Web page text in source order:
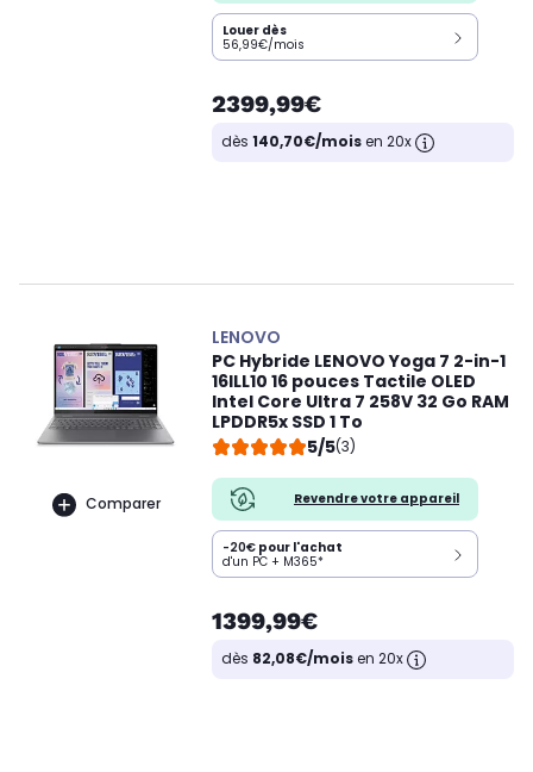
Louer dès
56,99€/mois
2399,99€
dès 140,70€/moisen 20x
Comparer
LENOVO
PC Hybride LENOVO Yoga 7 2-in-1
16ILL10 16 pouces Tactile OLED
Intel Core Ultra 7 258V 32 Go RAM
LPDDR5x SSD 1 To
5/5(3)
Revendre votre appareil
-20€ pour l'achat
d'un PC + M365*
1399,99€
dès 82,08€/moisen 20x